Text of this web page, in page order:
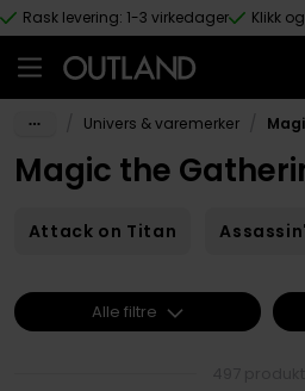
Hopp til hovedinnhold
Rask levering: 1-3 virkedager Klikk
Univers & varemerker
Magic the
Attack on Titan
Alle filtre